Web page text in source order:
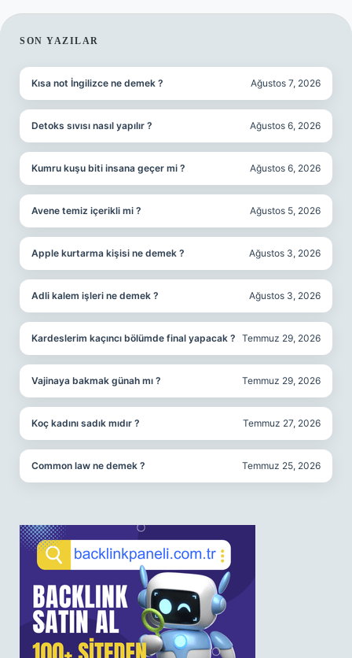
SIDEBAR
SON YAZILAR
Kısa not İngilizce ne demek ? Ağustos 7, 2026
Detoks sıvısı nasıl yapılır ? Ağustos 6, 2026
Kumru kuşu biti insana geçer mi ? Ağustos 6, 2026
Avene temiz içerikli mi ? Ağustos 5, 2026
Apple kurtarma kişisi ne demek ? Ağustos 3, 2026
Adli kalem işleri ne demek ? Ağustos 3, 2026
Kardeslerim kaçıncı bölümde final yapacak ? Temmuz 29, 2026
Vajinaya bakmak günah mı ? Temmuz 29, 2026
Koç kadını sadık mıdır ? Temmuz 27, 2026
Common law ne demek ? Temmuz 25, 2026